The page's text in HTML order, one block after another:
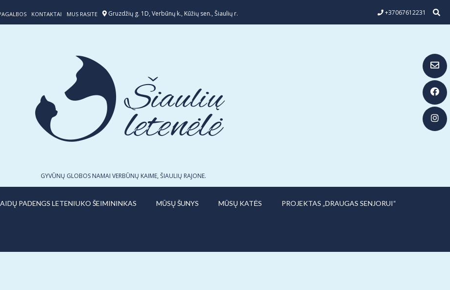
KONTAKTAI MUS RASITE Gruzdžių g. 1D, Verbūnų k., Kūžių sen., Šiaulių r. +37067612231
GYVŪNŲ GLOBOS NAMAI VERBŪNŲ KAIME, ŠIAULIŲ RAJONE.
PADENGS LETENIUKO ŠEIMININKAS MŪSŲ ŠUNYS MŪSŲ KATĖS PROJEKTAS „DRAUGAS SENJORUI“